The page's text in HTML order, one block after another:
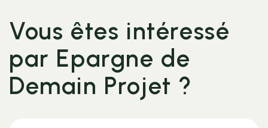
Vous êtes intéressé
par Epargne de
Demain Projet ?